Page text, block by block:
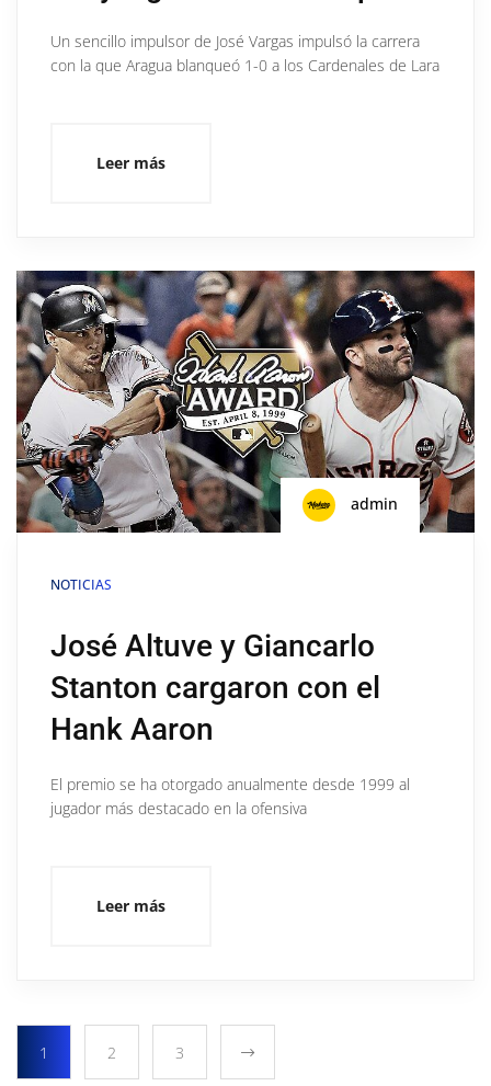
Un sencillo impulsor de José Vargas impulsó la carrera
con la que Aragua blanqueó 1-0 a los Cardenales de Lara
Leer más
admin
NOTICIAS
José Altuve y Giancarlo
Stanton cargaron con el
Hank Aaron
El premio se ha otorgado anualmente desde 1999 al
jugador más destacado en la ofensiva
Leer más
1 2 3